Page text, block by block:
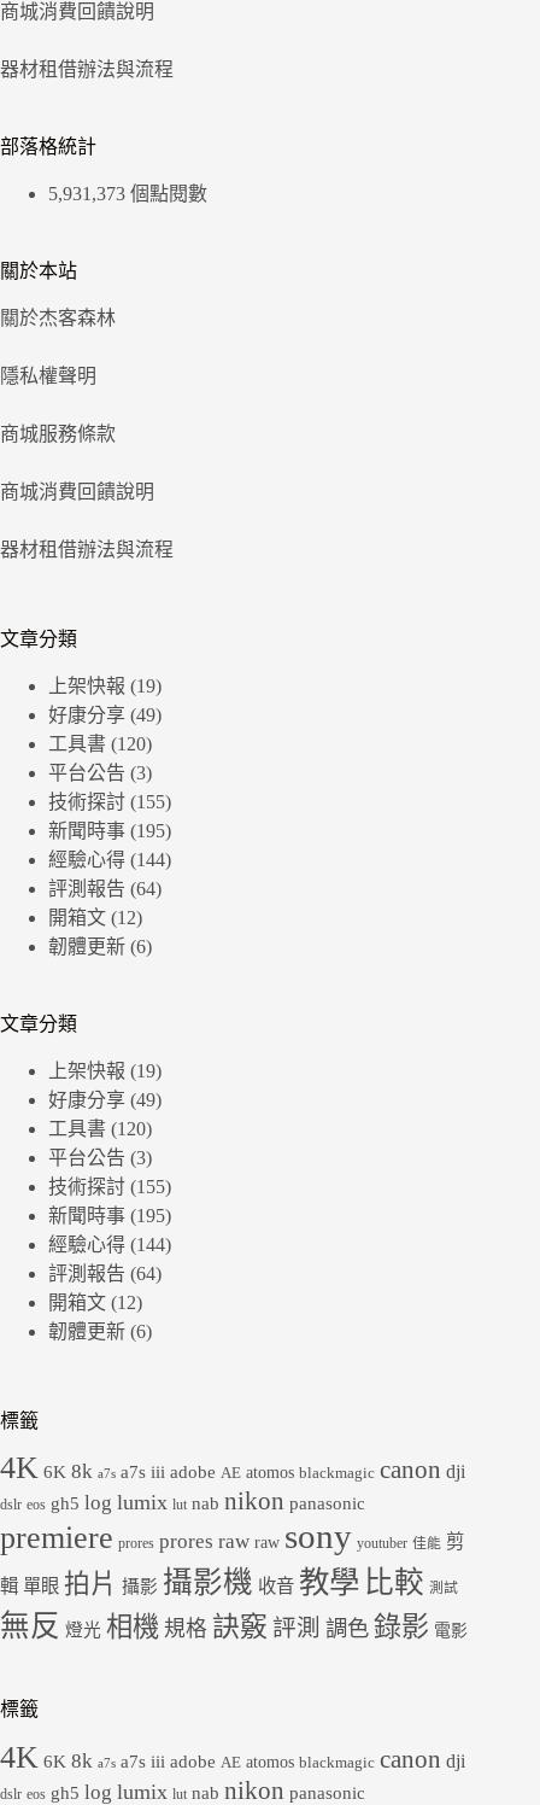
商城消費回饋說明
器材租借辦法與流程
部落格統計
5,931,373 個點閱數
關於本站
關於杰客森林
隱私權聲明
商城服務條款
商城消費回饋說明
器材租借辦法與流程
文章分類
上架快報 (19)
好康分享 (49)
工具書 (120)
平台公告 (3)
技術探討 (155)
新聞時事 (195)
經驗心得 (144)
評測報告 (64)
開箱文 (12)
韌體更新 (6)
文章分類
上架快報 (19)
好康分享 (49)
工具書 (120)
平台公告 (3)
技術探討 (155)
新聞時事 (195)
經驗心得 (144)
評測報告 (64)
開箱文 (12)
韌體更新 (6)
標籤
4K 6K 8k a7s a7s iii adobe AE atomos blackmagic canon dji
dslr eos gh5 log lumix lut nab nikon panasonic
premiere prores prores raw raw sony youtuber 佳能 剪
輯 單眼 拍片 攝影 攝影機 收音 教學 比較 測試
無反 燈光 相機 規格 訣竅 評測 調色 錄影 電影
標籤
4K 6K 8k a7s a7s iii adobe AE atomos blackmagic canon dji
dslr eos gh5 log lumix lut nab nikon panasonic